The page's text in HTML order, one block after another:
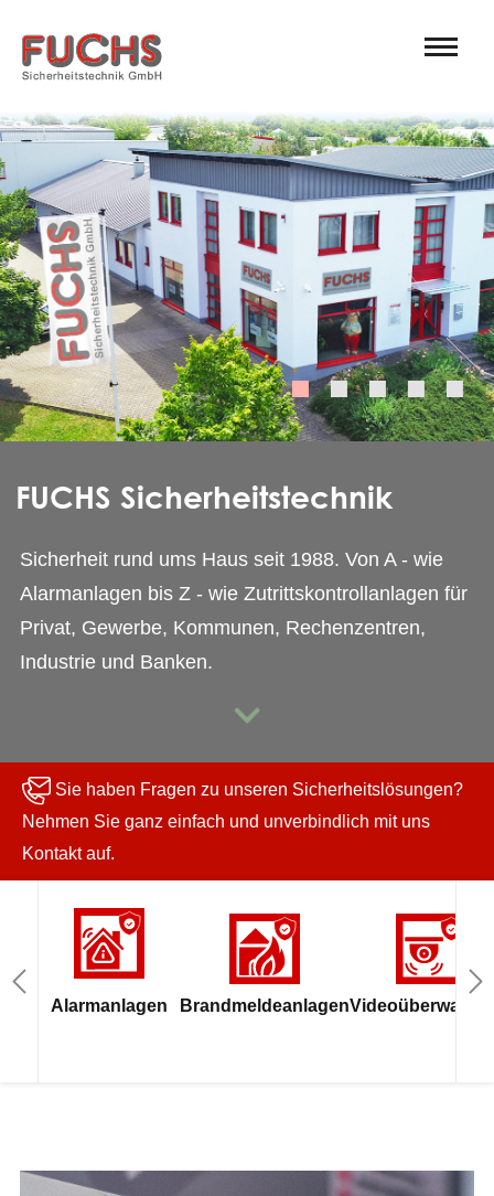
FUCHS Sicherheitstechnik
Sicherheit rund ums Haus seit 1988. Von A - wie
Alarmanlagen bis Z - wie Zutrittskontrollanlagen für
Privat, Gewerbe, Kommunen, Rechenzentren,
Industrie und Banken.
Sie haben Fragen zu unseren Sicherheitslösungen?
Nehmen Sie ganz einfach und unverbindlich mit uns
Kontakt auf.
Alarmanlagen Brandmeldeanlagen